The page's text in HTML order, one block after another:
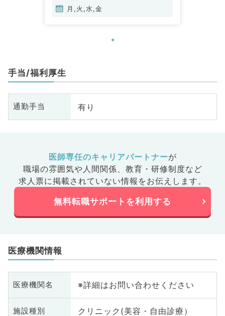
月,火,水,金
手当/福利厚生
通勤手当 有り
医師専任のキャリアパートナーが
職場の雰囲気や人間関係、 教育・研修制度など
求人票に掲載されていない情報をお伝えします。
無料転職サポートを利用する
医療機関情報
医療機関名 ※詳細はお問い合わせください
施設種別 クリニック(美容・自由診療）